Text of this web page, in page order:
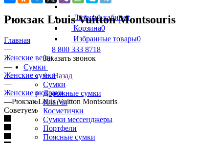
Личный кабинет
Корзина0
Избранные товары0
8 800 333 8718
Заказать звонок
Сумки
Назад
Сумки
Дорожные сумки
Клатчи
Косметички
Сумки мессенджеры
Портфели
Поясные сумки
Рюкзак Louis Vuitton Montsouris
Главная
—
Женские вещи
—
Женские сумки
—
Женские рюкзаки
—Рюкзак Louis Vuitton Montsouris
Советуем